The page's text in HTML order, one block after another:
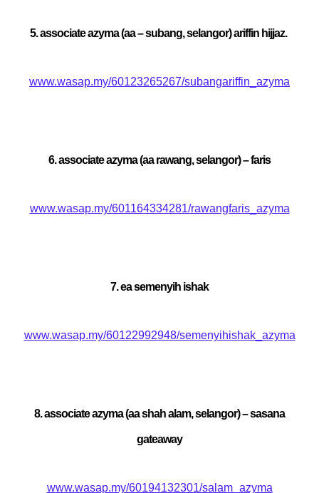
5. associate azyma (aa – subang, selangor) ariffin hijjaz.
www.wasap.my/60123265267/subangariffin_azyma
6. associate azyma (aa rawang, selangor) – faris
www.wasap.my/601164334281/rawangfaris_azyma
7. ea semenyih ishak
www.wasap.my/60122992948/semenyihishak_azyma
8. associate azyma (aa shah alam, selangor) – sasana
gateaway
www.wasap.my/60194132301/salam_azyma